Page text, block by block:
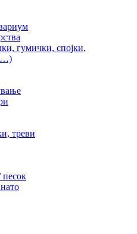
гумички, спојки,
треви